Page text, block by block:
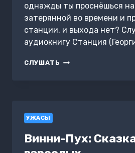
однажды ты проснёшься на
затерянной во времени и
станции, и выхода нет?
аудиокнигу Станция
СЛУШАТЬ СТАНЦИЯ
УЖАСЫ
Винни-Пух: